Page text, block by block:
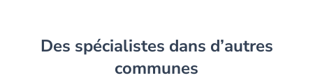
Des spécialistes dans d’autres
communes